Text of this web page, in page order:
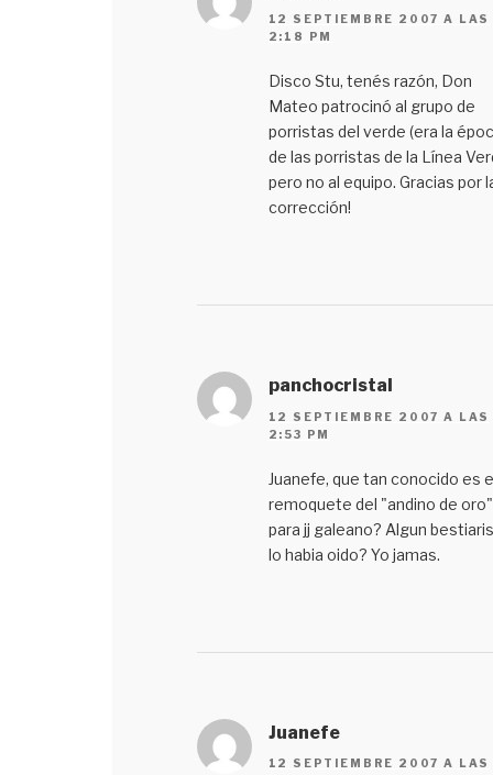
12 SEPTIEMBRE 2007 A LAS
2:18 PM
Disco Stu, tenés razón, Don
Mateo patrocinó al grupo de
porristas del verde (era la
de las porristas de la Línea
pero no al equipo. Gracias por
corrección!
panchocristal
12 SEPTIEMBRE 2007 A LAS
2:53 PM
Juanefe, que tan conocido es
remoquete del "andino de oro"
para jj galeano? Algun
lo habia oido? Yo jamas.
Juanefe
12 SEPTIEMBRE 2007 A LAS